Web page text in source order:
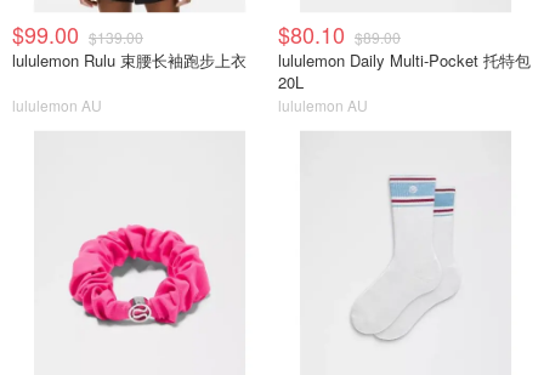
$99.00 $139.00
lululemon Rulu 束腰长袖跑步上衣
lululemon AU
$80.10 $89.00
lululemon Daily Multi-Pocket 托特包
20L
lululemon AU